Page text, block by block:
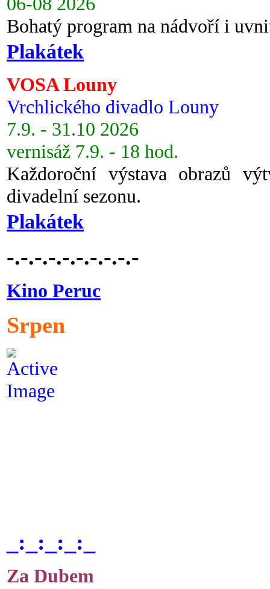
Bohatý program na nádvoří i
Plakátek
VOSA Louny
Vrchlického divadlo Louny
7.9. - 31.10 2026
vernisáž 7.9. - 18 hod.
Každoroční výstava obrazů
divadelní sezonu.
Plakátek
-.-.-.-.-.-.-.-.-.-
Kino Peruc
Srpen
_:_:_:_:_
Za Dubem